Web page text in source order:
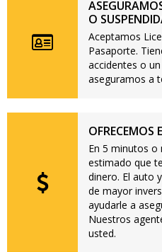
O
Aceptamos
Pasaporte.
accidentes o
aseguramos a
OFRECEMOS
En 5 minutos
estimado que
dinero. El auto
de mayor
ayudarle a
Nuestros
usted.